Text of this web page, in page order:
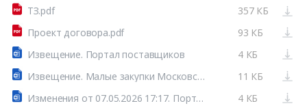
ТЗ.pdf
357 КБ
Проект договора.pdf
93 КБ
Извещение. Портал поставщиков
4 КБ
Извещение. Малые закупки Московской области
11 КБ
Изменения от 07.05.2026 17:17. Портал поставщиков
4 КБ